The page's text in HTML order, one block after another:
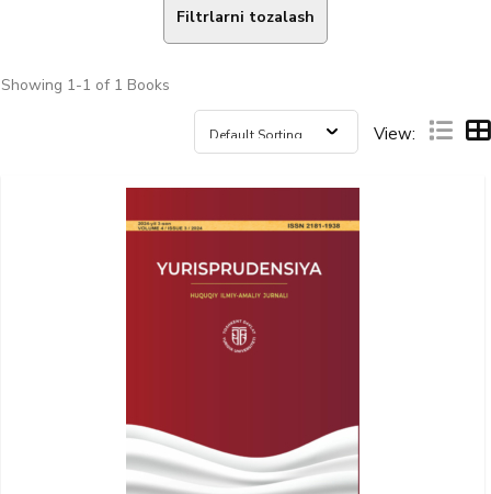
Filtrlarni tozalash
Showing 1-1 of 1 Books
View: